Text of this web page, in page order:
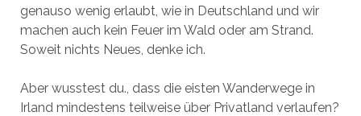
genauso wenig erlaubt, wie in Deutschland und wir
machen auch kein Feuer im Wald oder am Strand.
Soweit nichts Neues, denke ich.
Aber wusstest du., dass die eisten Wanderwege in
Irland mindestens teilweise über Privatland verlaufen?